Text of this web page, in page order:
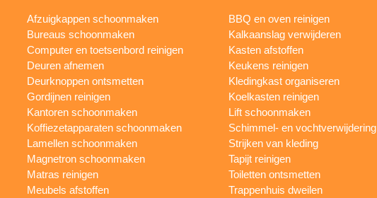
Afzuigkappen schoonmaken
Bureaus schoonmaken
Computer en toetsenbord reinigen
Deuren afnemen
Deurknoppen ontsmetten
Gordijnen reinigen
Kantoren schoonmaken
Koffiezetapparaten schoonmaken
Lamellen schoonmaken
Magnetron schoonmaken
Matras reinigen
Meubels afstoffen
BBQ en oven reinigen
Kalkaanslag verwijderen
Kasten afstoffen
Keukens reinigen
Kledingkast organiseren
Koelkasten reinigen
Lift schoonmaken
Schimmel- en vochtverwijdering
Strijken van kleding
Tapijt reinigen
Toiletten ontsmetten
Trappenhuis dweilen